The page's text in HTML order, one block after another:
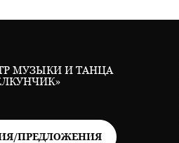
МУЗЫКИ И ТАНЦА
ПРЕДЛОЖЕНИЯ